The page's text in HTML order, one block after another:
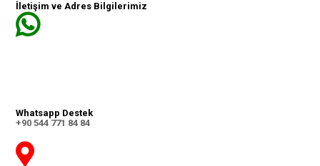
İletişim ve Adres Bilgilerimiz
Whatsapp Destek
+90 544 771 84 84